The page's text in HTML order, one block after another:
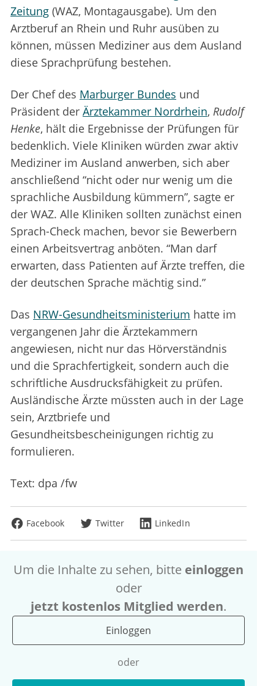
Zeitung (WAZ, Montagausgabe). Um den
Arztberuf an Rhein und Ruhr ausüben zu
können, müssen Mediziner aus dem Ausland
diese Sprachprüfung bestehen.
Der Chef des Marburger Bundes und
Präsident der Ärztekammer Nordrhein, Rudolf
Henke, hält die Ergebnisse der Prüfungen für
bedenklich. Viele Kliniken würden zwar aktiv
Mediziner im Ausland anwerben, sich aber
anschließend “nicht oder nur wenig um die
sprachliche Ausbildung kümmern”, sagte er
der WAZ. Alle Kliniken sollten zunächst einen
Sprach-Check machen, bevor sie Bewerbern
einen Arbeitsvertrag anböten. “Man darf
erwarten, dass Patienten auf Ärzte treffen, die
der deutschen Sprache mächtig sind.”
Das NRW-Gesundheitsministerium hatte im
vergangenen Jahr die Ärztekammern
angewiesen, nicht nur das Hörverständnis
und die Sprachfertigkeit, sondern auch die
schriftliche Ausdrucksfähigkeit zu prüfen.
Ausländische Ärzte müssten auch in der Lage
sein, Arztbriefe und
Gesundheitsbescheinigungen richtig zu
formulieren.
Text: dpa /fw
Facebook Twitter LinkedIn
Um die Inhalte zu sehen, bitte einloggen
oder
jetzt kostenlos Mitglied werden.
Einloggen
oder